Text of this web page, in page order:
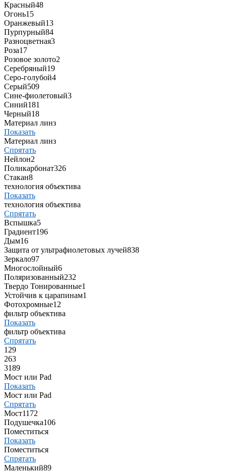
Красный48
Огонь15
Оранжевый13
Пурпурный84
Разноцветная3
Роза17
Розовое золото2
Серебряный19
Серо-голубой4
Серый509
Сине-фиолетовый3
Синий181
Черный18
Материал линз
Показать
Материал линз
Спрятать
Нейлон2
Поликарбонат326
Стакан8
технология объектива
Показать
технология объектива
Спрятать
Вспышка5
Градиент196
Дым16
Защита от ультрафиолетовых лучей838
Зеркало97
Многослойный6
Поляризованный232
Твердо Тонированные1
Устойчив к царапинам1
Фотохромные12
фильтр объектива
Показать
фильтр объектива
Спрятать
1 29
263
3189
Мост или Pad
Показать
Мост или Pad
Спрятать
Мост1172
Подушечка106
Поместиться
Показать
Поместиться
Спрятать
Маленький89